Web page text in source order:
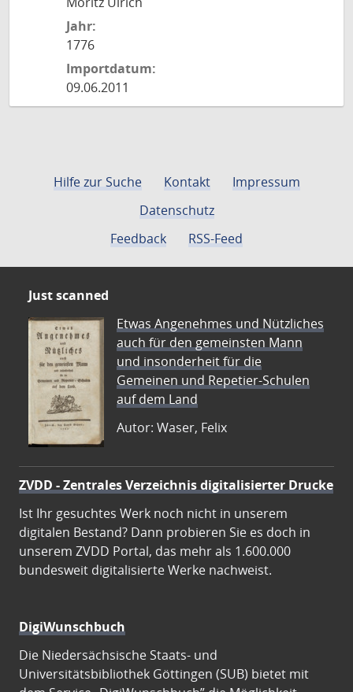
Jahr:
1776
Importdatum:
09.06.2011
Hilfe zur Suche Kontakt
Impressum
Datenschutz
Feedback
RSS-Feed
Just scanned
Etwas Angenehmes und Nützliches
auch für den gemeinsten Mann
und insonderheit für die
Gemeinen und Repetier-Schulen
auf dem Land
Autor: Waser, Felix
ZVDD - Zentrales Verzeichnis digitalisierter Drucke
Ist Ihr gesuchtes Werk noch nicht in unserem
digitalen Bestand? Dann probieren Sie es doch in
unserem ZVDD Portal, das mehr als 1.600.000
bundesweit digitalisierte Werke nachweist.
DigiWunschbuch
Die Niedersächsische Staats- und
Universitätsbibliothek Göttingen (SUB) bietet mit